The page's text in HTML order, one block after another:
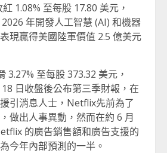
1.08% 至每股 17.80 美元，
年開發人工智慧 (AI) 和機器
現贏得美國陸軍價值 2.5 億美元
3.27% 至每股 373.32 美元，
日收盤後公布第三季財報，在
引消息人士，Netflix先前為了
做出人事異動，然而在約 6 月
的廣告銷售額和廣告支援的
今年內部預測的一半。